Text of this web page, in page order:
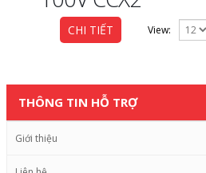
CHI TIẾT View:
THÔNG TIN HỖ TRỢ
Giới thiệu